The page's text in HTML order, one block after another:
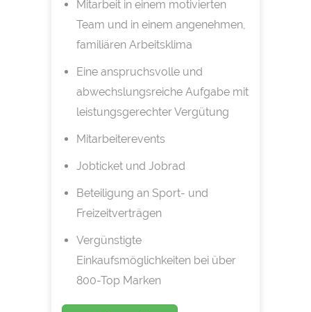
Mitarbeit in einem motivierten
Team und in einem angenehmen,
familiären Arbeitsklima
Eine anspruchsvolle und
abwechslungsreiche Aufgabe mit
leistungsgerechter Vergütung
Mitarbeiterevents
Jobticket und Jobrad
Beteiligung an Sport- und
Freizeitverträgen
Vergünstigte
Einkaufsmöglichkeiten bei über
800-Top Marken